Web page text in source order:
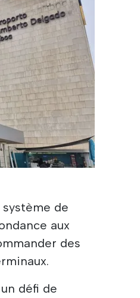
de
aux
des
défi de